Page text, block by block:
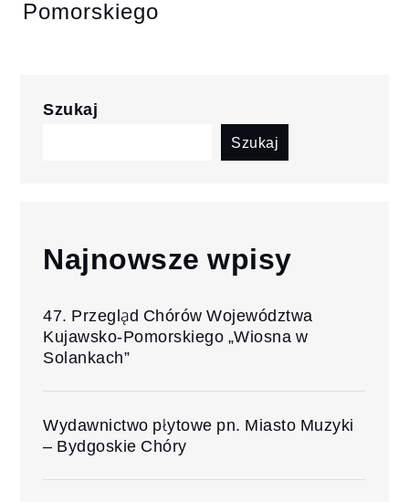
Pomorskiego
Szukaj
Szukaj
Najnowsze wpisy
47. Przegląd Chórów Województwa
Kujawsko-Pomorskiego „Wiosna w
Solankach”
Wydawnictwo płytowe pn. Miasto Muzyki
– Bydgoskie Chóry